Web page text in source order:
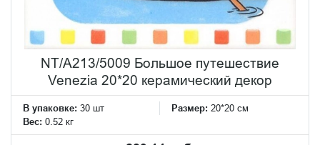
NT/A213/5009 Большое путешествие
Venezia 20*20 керамический декор
В упаковке: 30 шт Размер: 20*20 см
Вес: 0.52 кг